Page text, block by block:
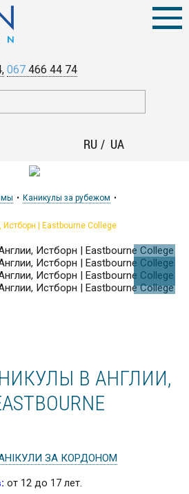
067 466 44 74
RU UA
Каникулы за рубежом
| Eastbourne College
В АНГЛИИ,
от 12 до 17 лет.